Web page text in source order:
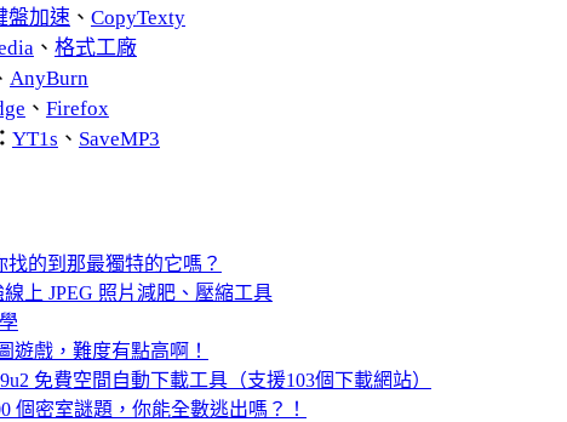
盤加速、 CopyTexty
、 格式工廠
AnyBurn
、 Firefox
YT1s 、 SaveMP3
找的到那最獨特的它嗎？
上 JPEG 照片減肥、壓縮工具
遊戲，難度有點高啊！
免費空間自動下載工具（支援103個下載網站）
個密室謎題，你能全數逃出嗎？！